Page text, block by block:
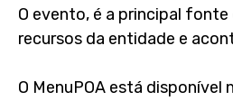
O evento, é a principal
recursos da entidade e
O MenuPOA está disponível